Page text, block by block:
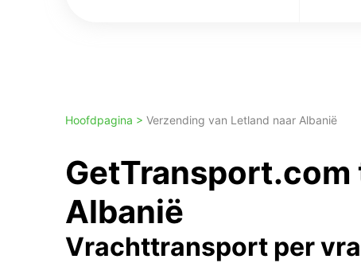
Hoofdpagina > Verzending van Letland naar Albanië
Albanië
Vrachttransport per